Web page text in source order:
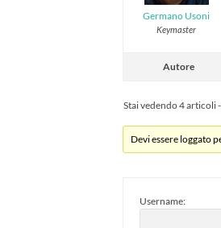
Germano Usoni
Keymaster
Autore
Stai vedendo 4 articoli
Devi essere loggato
Username: